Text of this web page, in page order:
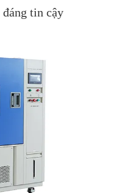
đáng tin cậy